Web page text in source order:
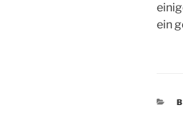
ein